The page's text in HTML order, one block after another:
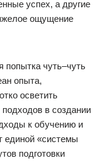
успех, а другие
ощущение
попытка чуть–чуть
опыта,
осветить
в создании
к обучению и
единой «системы
подготовки